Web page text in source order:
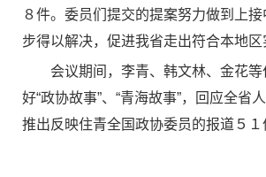
８件。委员们提交的提案努力做到上
步得以解决，促进我省走出符合本地
会议期间，李青、韩文林、金花
好“政协故事”、“青海故事”，回应全
推出反映住青全国政协委员的报道５